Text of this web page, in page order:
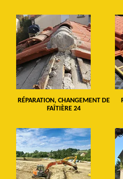
RÉPARATION, CHANGEMENT DE
FAÎTIÈRE 24